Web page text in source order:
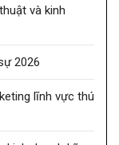
và kinh
2026
lĩnh vực thú